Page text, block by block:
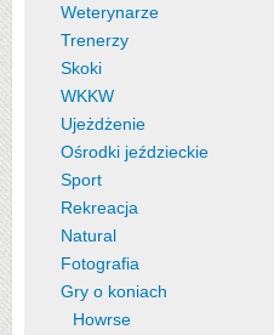
Weterynarze
Trenerzy
Skoki
WKKW
Ujeżdżenie
Ośrodki jeździeckie
Sport
Rekreacja
Natural
Fotografia
Gry o koniach
Howrse